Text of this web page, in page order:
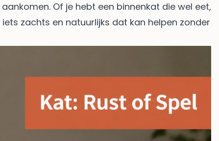
Of je hebt een binnenkat die wel eet,
zachts en natuurlijks dat kan helpen zonder